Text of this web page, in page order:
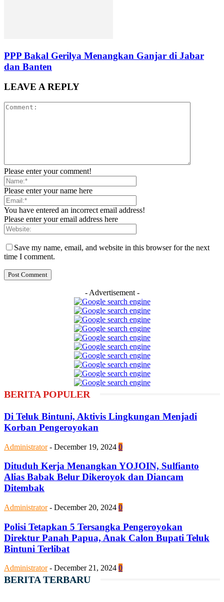
PPP Bakal Gerilya Menangkan Ganjar di Jabar
dan Banten
LEAVE A REPLY
Please enter your comment!
Please enter your name here
You have entered an incorrect email address!
Please enter your email address here
Save my name, email, and website in this browser for the next
time I comment.
- Advertisement -
BERITA POPULER
Di Teluk Bintuni, Aktivis Lingkungan Menjadi
Korban Pengeroyokan
Administrator - December 19, 2024 0
Dituduh Kerja Menangkan YOJOIN, Sulfianto
Alias Babak Belur Dikeroyok dan Diancam
Ditembak
Administrator - December 20, 2024 0
Polisi Tetapkan 5 Tersangka Pengeroyokan
Direktur Panah Papua, Anak Calon Bupati Teluk
Bintuni Terlibat
Administrator - December 21, 2024 0
BERITA TERBARU